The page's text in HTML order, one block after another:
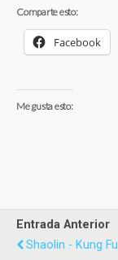
Comparte esto:
Facebook
Me gusta esto:
Entrada Anterior
Shaolin - Kung Fu